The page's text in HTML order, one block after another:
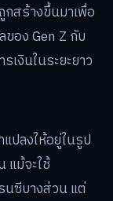
สร้างขึ้นมาเพื่อ
อง Gen Z กับ
เงินในระยะยาว
ปลงให้อยู่ในรูป
แม้จะใช้
นซีบางส่วน แต่